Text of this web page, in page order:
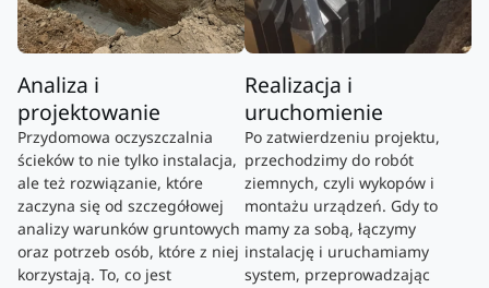
Analiza i
projektowanie
Przydomowa oczyszczalnia
ścieków to nie tylko instalacja,
ale też rozwiązanie, które
zaczyna się od szczegółowej
analizy warunków gruntowych
oraz potrzeb osób, które z niej
korzystają. To, co jest
Realizacja i
uruchomienie
Po zatwierdzeniu projektu,
przechodzimy do robót
ziemnych, czyli wykopów i
montażu urządzeń. Gdy to
mamy za sobą, łączymy
instalację i uruchamiamy
system, przeprowadzając